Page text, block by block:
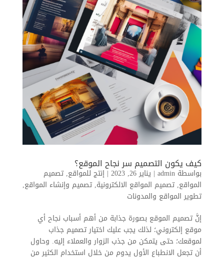
كيف يكون التصميم سر نجاح الموقع؟
بواسطة admin
| يناير 26, 2023 | إنتج للمواقع,تصميم
المواقع,تصميم المواقع الالكترونية,تصميم وإنشاء المواقع,
تطوير المواقع والمدونات
إنَّ تصميم الموقع بصورة جذابة من أهم أسباب نجاح أي
موقع إلكتروني؛ لذلك يجب عليك اختيار تصميم جذاب
لموقعك؛ حتى يتمكن من جذب الزوار والعملاء إليه. وحاول
أن تجعل الانطباع الأول يدوم من خلال استخدام الكثير من